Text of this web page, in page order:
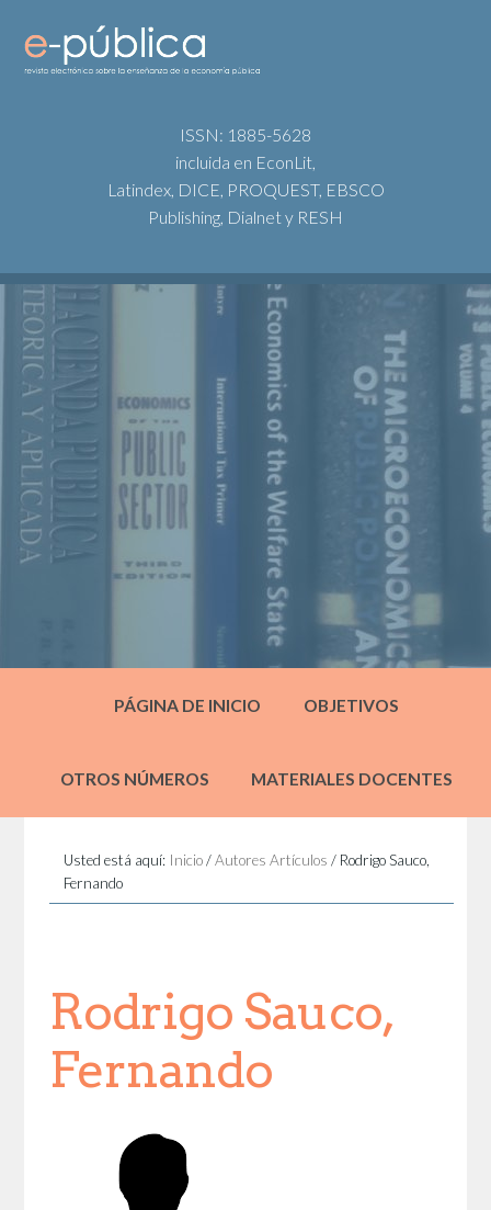
ISSN: 1885-5628
incluida en EconLit,
Latindex, DICE, PROQUEST, EBSCO
Publishing, Dialnet y RESH
PÁGINA DE INICIO OBJETIVOS
OTROS NÚMEROS MATERIALES DOCENTES
Usted está aquí: Inicio / Autores Artículos / Rodrigo Sauco,
Fernando
Rodrigo Sauco,
Fernando